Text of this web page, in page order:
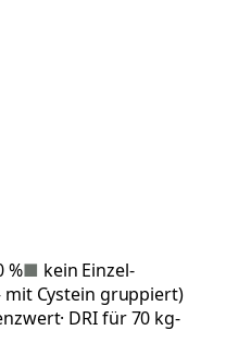
%■ kein Einzel-
mit Cystein gruppiert)
· DRI für 70 kg-